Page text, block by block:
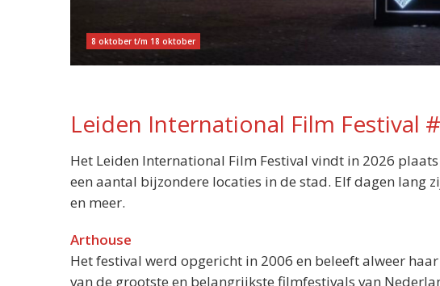
8 oktober t/m 18 oktober
Leiden International Film Festival
Het Leiden International Film Festival vindt in 2026
een aantal bijzondere locaties in de stad. Elf dagen lang
en meer.
Arthouse
Het festival werd opgericht in 2006 en beleeft alweer
van de grootste en belangrijkste filmfestivals van